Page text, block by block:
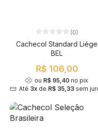
(0)
Cachecol Standard Liége
BEL
R$ 106,00
ou R$ 95,40no pix
Até 3xde R$ 35,33sem